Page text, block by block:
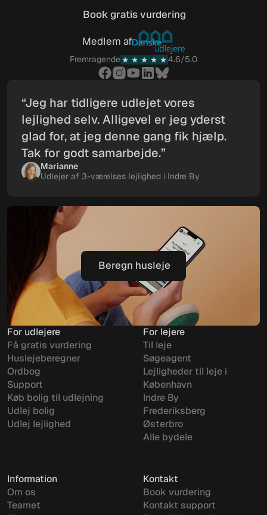
Book gratis vurdering
Book gratis vurdering
Medlem af
Fremragende 4.6/5.0
“Jeg har tidligere udlejet vores
lejlighed selv. Alligevel er jeg yderst
glad for, at jeg denne gang fik hjælp.
Tak for godt samarbejde.”
Marianne
Udlejer af 3-værelses lejlighed i Indre By
Beregn husleje
Beregn husleje
For udlejere
Få gratis vurdering
Huslejeberegner
Ordbog
Support
Køb bolig til udlejning
Udlej bolig
Udlej lejlighed
For lejere
Til leje
Søgeagent
Lejligheder til leje i
København
Indre By
Frederiksberg
Østerbro
Alle bydele
Information
Om os
Teamet
Kontakt
Book vurdering
Kontakt support